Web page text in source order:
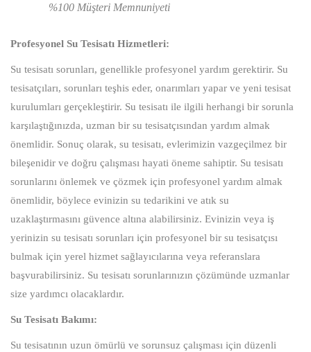
%100 Müşteri Memnuniyeti
Profesyonel Su Tesisatı Hizmetleri:
Su tesisatı sorunları, genellikle profesyonel yardım gerektirir. Su
tesisatçıları, sorunları teşhis eder, onarımları yapar ve yeni tesisat
kurulumları gerçekleştirir. Su tesisatı ile ilgili herhangi bir sorunla
karşılaştığınızda, uzman bir su tesisatçısından yardım almak
önemlidir. Sonuç olarak, su tesisatı, evlerimizin vazgeçilmez bir
bileşenidir ve doğru çalışması hayati öneme sahiptir. Su tesisatı
sorunlarını önlemek ve çözmek için profesyonel yardım almak
önemlidir, böylece evinizin su tedarikini ve atık su
uzaklaştırmasını güvence altına alabilirsiniz. Evinizin veya iş
yerinizin su tesisatı sorunları için profesyonel bir su tesisatçısı
bulmak için yerel hizmet sağlayıcılarına veya referanslara
başvurabilirsiniz. Su tesisatı sorunlarınızın çözümünde uzmanlar
size yardımcı olacaklardır.
Su Tesisatı Bakımı:
Su tesisatının uzun ömürlü ve sorunsuz çalışması için düzenli